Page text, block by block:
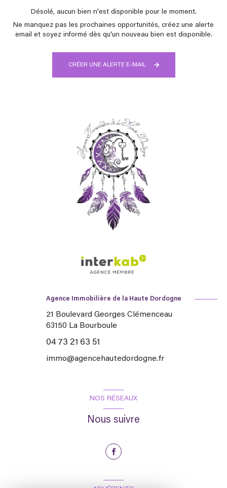
Désolé, aucun bien n'est disponible pour le moment.
Ne manquez pas les prochaines opportunités, créez une alerte
email et soyez informé dès qu'un nouveau bien est disponible.
CRÉER UNE ALERTE E-MAIL
Agence Immobilière de la Haute Dordogne
21 Boulevard Georges Clémenceau
63150 La Bourboule
04 73 21 63 51
immo@agencehautedordogne.fr
NOS RÉSEAUX
Nous suivre